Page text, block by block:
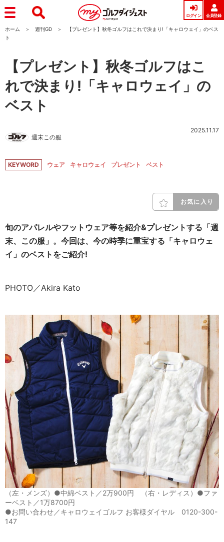
ログイン 会員登録
ホーム 週刊GD
【プレゼント】秋冬ゴルフはこれで決まり!「キャロウェイ」のベス
ト
【プレゼント】秋冬ゴルフはこ
れで決まり!「キャロウェイ」の
ベスト
週末この服
2025.11.17
KEYWORD ウェア キャロウェイ プレゼント ベスト
お気に入り
旬のアパレルやフットウェア等を紹介&プレゼントする「週
末、この服」。今回は、今の時季に重宝する「キャロウェ
イ」のベストをご紹介!
PHOTO／Akira Kato
（左・メンズ）●中綿ベスト／2万900円 （右・レディス）●ファ
ーベスト／1万8700円
●お問い合わせ／キャロウェイゴルフ お客様ダイヤル 0120-300-
147